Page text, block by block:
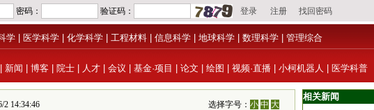
学 医学科学 化学科学 工程材料 信息科学 地球科学 数理科学 管理综合
新闻 博客 院士 人才 会议 基金·项目 论文 绘图 视频·直播 小柯机器人 医学科普
14:34:46 选择字号：小 中 大
相关新闻